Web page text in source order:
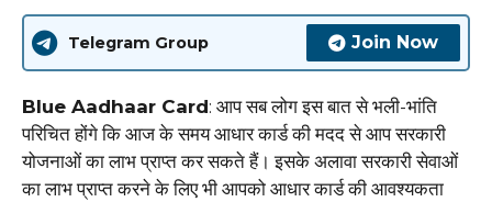
Telegram Group Join Now
Blue Aadhaar Card: आप सब लोग इस बात से भली-भांति
परिचित होंगे कि आज के समय आधार कार्ड की मदद से आप सरकारी
योजनाओं का लाभ प्राप्त कर सकते हैं। इसके अलावा सरकारी सेवाओं
का लाभ प्राप्त करने के लिए भी आपको आधार कार्ड की आवश्यकता